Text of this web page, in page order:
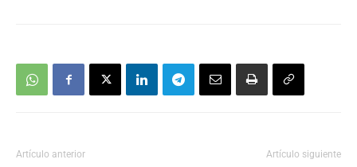
Artículo anterior Artículo siguiente